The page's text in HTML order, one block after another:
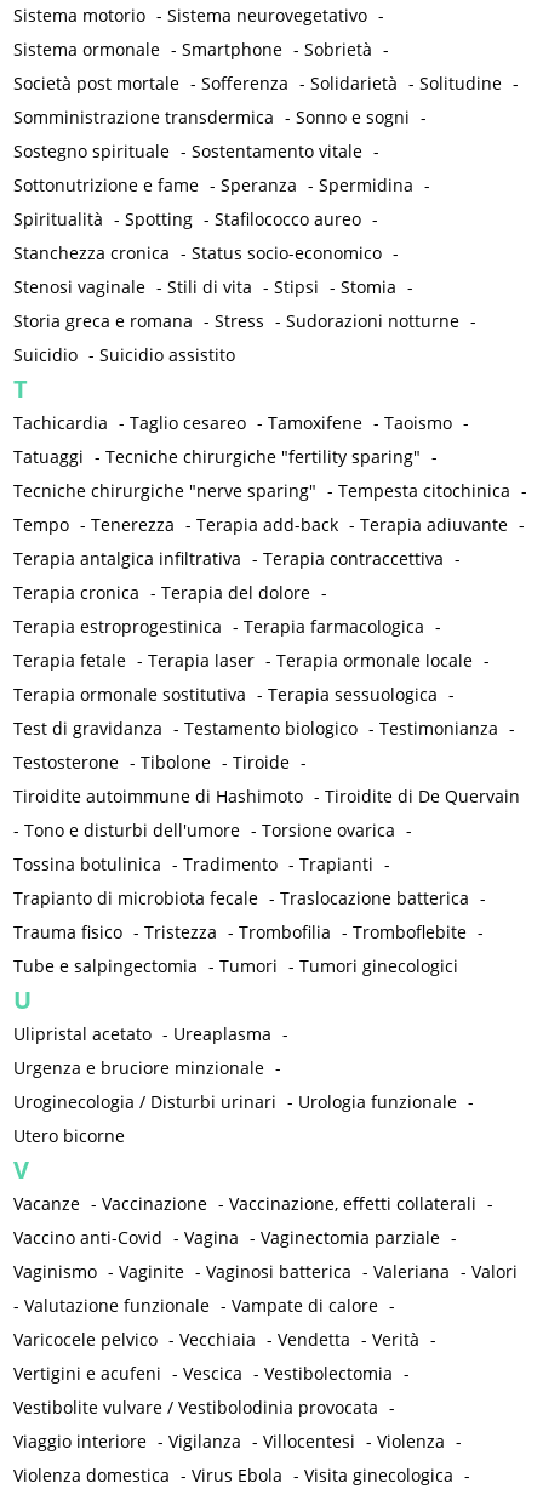
Sistema motorio -Sistema neurovegetativo -
Sistema ormonale -Smartphone -Sobrietà -
Società post mortale -Sofferenza -Solidarietà -Solitudine -
Somministrazione transdermica -Sonno e sogni -
Sostegno spirituale -Sostentamento vitale -
Sottonutrizione e fame -Speranza -Spermidina -
Spiritualità -Spotting -Stafilococco aureo -
Stanchezza cronica -Status socio-economico -
Stenosi vaginale -Stili di vita -Stipsi -Stomia -
Storia greca e romana -Stress -Sudorazioni notturne -
Suicidio -Suicidio assistito
T
Tachicardia -Taglio cesareo -Tamoxifene -Taoismo -
Tatuaggi -Tecniche chirurgiche "fertility sparing" -
Tecniche chirurgiche "nerve sparing" -Tempesta citochinica -
Tempo -Tenerezza -Terapia add-back -Terapia adiuvante -
Terapia antalgica infiltrativa -Terapia contraccettiva -
Terapia cronica -Terapia del dolore -
Terapia estroprogestinica -Terapia farmacologica -
Terapia fetale -Terapia laser -Terapia ormonale locale -
Terapia ormonale sostitutiva -Terapia sessuologica -
Test di gravidanza -Testamento biologico -Testimonianza -
Testosterone -Tibolone -Tiroide -
Tiroidite autoimmune di Hashimoto -Tiroidite di De Quervain
-Tono e disturbi dell'umore -Torsione ovarica -
Tossina botulinica -Tradimento -Trapianti -
Trapianto di microbiota fecale -Traslocazione batterica -
Trauma fisico -Tristezza -Trombofilia -Tromboflebite -
Tube e salpingectomia -Tumori -Tumori ginecologici
U
Ulipristal acetato - Ureaplasma -
Urgenza e bruciore minzionale -
Uroginecologia / Disturbi urinari - Urologia funzionale -
Utero bicorne
V
Vacanze -Vaccinazione -Vaccinazione, effetti collaterali -
Vaccino anti-Covid -Vagina -Vaginectomia parziale -
Vaginismo -Vaginite -Vaginosi batterica -Valeriana -Valori
-Valutazione funzionale -Vampate di calore -
Varicocele pelvico -Vecchiaia -Vendetta -Verità -
Vertigini e acufeni -Vescica -Vestibolectomia -
Vestibolite vulvare / Vestibolodinia provocata -
Viaggio interiore -Vigilanza -Villocentesi -Violenza -
Violenza domestica -Virus Ebola -Visita ginecologica -